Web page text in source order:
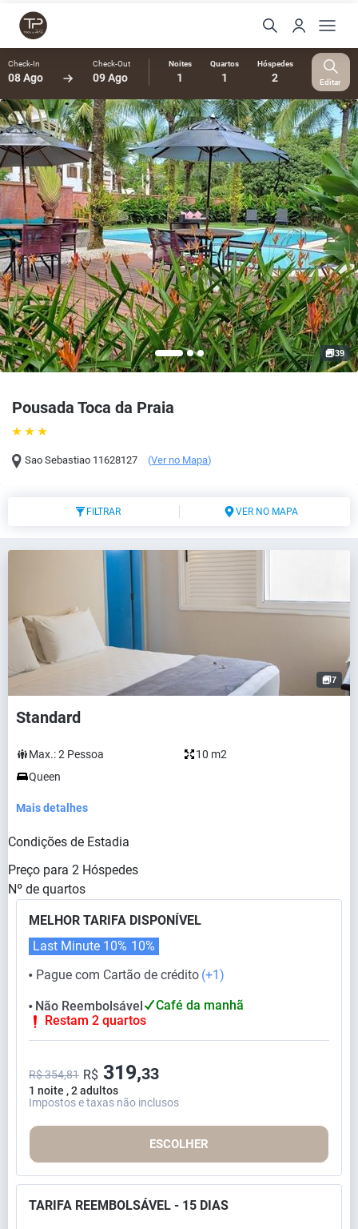
Check-In
08 Ago
Check-Out
09 Ago
Noites
1
Quartos
1
Hóspedes
2 Editar
Pousada Toca da Praia
Sao Sebastiao 11628127 (Ver no Mapa)
39
FILTRAR VER NO MAPA
7
Standard
Max.:2 Pessoa
10 m2
Queen
Mais detalhes
Condições de Estadia
Preço para 2 Hóspedes
Nº de quartos
MELHOR TARIFA DISPONÍVEL
⬤ Pague com Cartão de crédito (+1)
Last Minute 10% 10%
⬤ Não Reembolsável
Café da manhã
Restam 2 quartos
1 noite , 2 adultos
R$ 354,81 R$ 319,33
Impostos e taxas não inclusos
ESCOLHER
TARIFA REEMBOLSÁVEL - 15 DIAS